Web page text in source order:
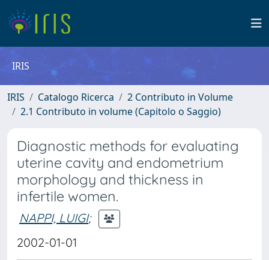
IRIS
IRIS Catalogo Ricerca
2 Contributo in Volume
2.1 Contributo in volume (Capitolo o Saggio)
Diagnostic methods for evaluating
uterine cavity and endometrium
morphology and thickness in
infertile women.
NAPPI, LUIGI;
2002-01-01